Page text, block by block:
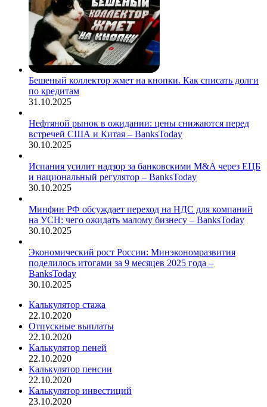
Бешеный коллектор жмет на кнопки. Как списать долги
по кредитам
31.10.2025
Нефтяной рынок в ожидании: цены снижаются перед
встречей США и Китая – BanksToday
30.10.2025
Испания усилит надзор за банковскими M&A через ЕЦБ
и национальный регулятор – BanksToday
30.10.2025
Минфин РФ обсуждает переход на НДС для компаний
на УСН: чего ожидать малому бизнесу – BanksToday
30.10.2025
Экономический рост России: Минэкономразвития
поделилось итогами за 9 месяцев 2025 года –
BanksToday
30.10.2025
Калькулятор стажа
22.10.2020
Отпускные выплаты
22.10.2020
Калькулятор пеней
22.10.2020
Калькулятор пенсии
22.10.2020
Калькулятор инвестиций
23.10.2020